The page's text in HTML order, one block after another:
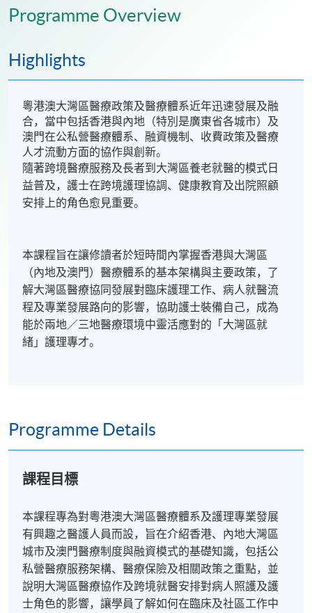
Programme Overview
Highlights
粵港澳大灣區醫療政策及醫療體系近年迅速發展及融
合，當中包括香港與內地（特別是廣東省各城市）及
澳門在公私營醫療體系、融資機制、收費政策及醫療
人才流動方面的協作與創新。
隨著跨境醫療服務及長者到大灣區養老就醫的模式日
益普及，護士在跨境護理協調、健康教育及出院照顧
安排上的角色愈見重要。
本課程旨在讓修讀者於短時間內掌握香港與大灣區
（內地及澳門）醫療體系的基本架構與主要政策，了
解大灣區醫療協同發展對臨床護理工作、病人就醫流
程及專業發展路向的影響，協助護士裝備自己，成為
能於兩地／三地醫療環境中靈活應對的「大灣區就
緒」護理專才。
Programme Details
課程目標
本課程專為對粵港澳大灣區醫療體系及護理專業發展
有興趣之醫護人員而設，旨在介紹香港、內地大灣區
城市及澳門醫療制度與融資模式的基礎知識，包括公
私營醫療服務架構、醫療保險及相關政策之重點，並
說明大灣區醫療協作及跨境就醫安排對病人照護及護
士角色的影響，讓學員了解如何在臨床及社區工作中